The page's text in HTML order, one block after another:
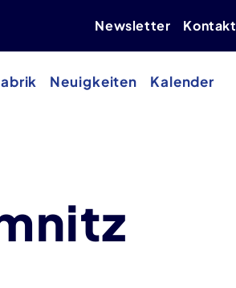
Newsletter Kontakt
Neuigkeiten Kalender